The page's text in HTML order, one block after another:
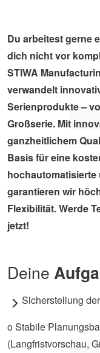
Du arbeitest gerne
dich nicht vor
STIWA
verwandelt
Serienprodukte –
Großserie. Mit
ganzheitlichem
Basis für eine
garantieren wir
Flexibilität. Werde
jetzt!
Deine
Sicherstellung
o Stabile
(Langfristvorschau,